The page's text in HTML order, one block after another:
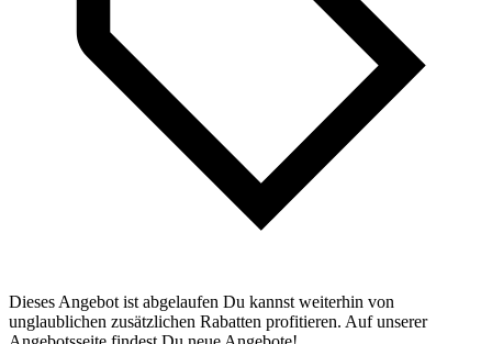
Dieses Angebot ist abgelaufen Du kannst weiterhin von
unglaublichen zusätzlichen Rabatten profitieren. Auf unserer